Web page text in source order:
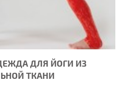
ДЛЯ ЙОГИ ИЗ
ТКАНИ